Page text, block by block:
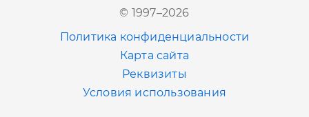
© 1997–2026
Политика конфиденциальности
Карта сайта
Реквизиты
Условия использования
+7 (383) 207-80-51
+7 (843) 202-41-47